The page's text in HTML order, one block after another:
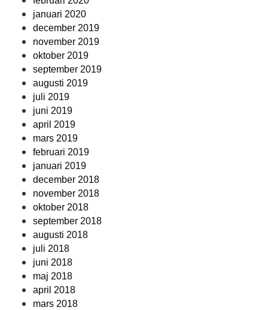
januari 2020
december 2019
november 2019
oktober 2019
september 2019
augusti 2019
juli 2019
juni 2019
april 2019
mars 2019
februari 2019
januari 2019
december 2018
november 2018
oktober 2018
september 2018
augusti 2018
juli 2018
juni 2018
maj 2018
april 2018
mars 2018